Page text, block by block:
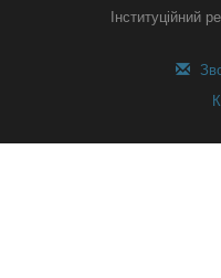
Інституційний